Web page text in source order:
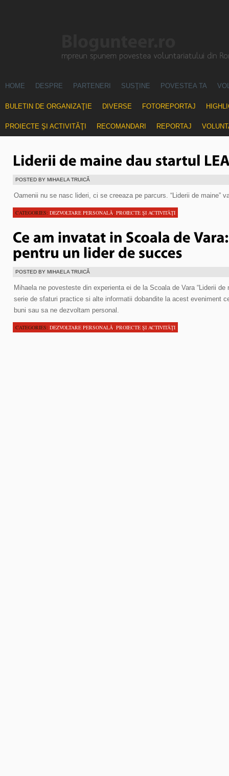
HOME DESPRE PARTENERI SUSŢINE POVESTEA TA
BULETIN DE ORGANIZAŢIE DIVERSE FOTOREPORTAJ
PROIECTE ŞI ACTIVITĂŢI RECOMANDARI REPORTAJ
POSTED BY MIHAELA TRUICĂ
Oamenii nu se nasc lideri, ci se creeaza pe parcurs. “Liderii de maine”
CATEGORIES: DEZVOLTARE PERSONALĂ, PROIECTE ŞI ACTIVITĂŢI
POSTED BY MIHAELA TRUICĂ
Mihaela ne povesteste din experienta ei de la Scoala de Vara “Liderii
serie de sfaturi practice si alte informatii dobandite la acest eveniment
buni sau sa ne dezvoltam personal.
CATEGORIES: DEZVOLTARE PERSONALĂ, PROIECTE ŞI ACTIVITĂŢI